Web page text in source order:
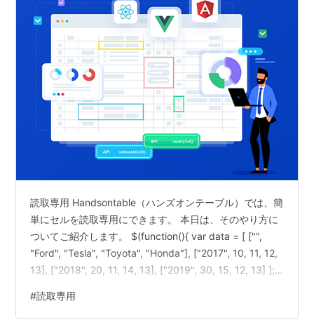
読取専用 Handsontable（ハンズオンテーブル）では、簡
単にセルを読取専用にできます。 本日は、そのやり方に
ついてご紹介します。 $(function(){ var data = [ ["",
"Ford", "Tesla", "Toyota", "Honda"], ["2017", 10, 11, 12,
13], ["2018", 20, 11, 14, 13], ["2019", 30, 15, 12, 13] ];
document.getElementById('handsonTable'); var hot =
#読取専用